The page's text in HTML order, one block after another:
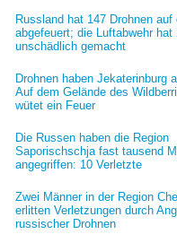
Russland hat 147 Drohnen auf
abgefeuert; die Luftabwehr hat
unschädlich gemacht
Drohnen haben Jekaterinburg
Auf dem Gelände des
wütet ein Feuer
Die Russen haben die Region
Saporischschja fast tausend
angegriffen: 10 Verletzte
Zwei Männer in der Region
erlitten Verletzungen durch
russischer Drohnen